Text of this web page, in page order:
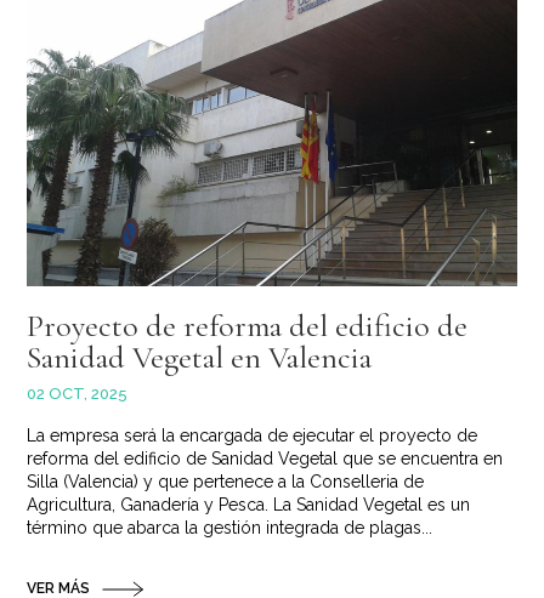
Proyecto de reforma del edificio de
Sanidad Vegetal en Valencia
02 OCT, 2025
La empresa será la encargada de ejecutar el proyecto de
reforma del edificio de Sanidad Vegetal que se encuentra en
Silla (Valencia) y que pertenece a la Conselleria de
Agricultura, Ganadería y Pesca. La Sanidad Vegetal es un
término que abarca la gestión integrada de plagas...
VER MÁS